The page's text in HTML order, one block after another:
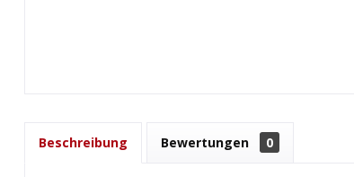
Beschreibung Bewertungen 0